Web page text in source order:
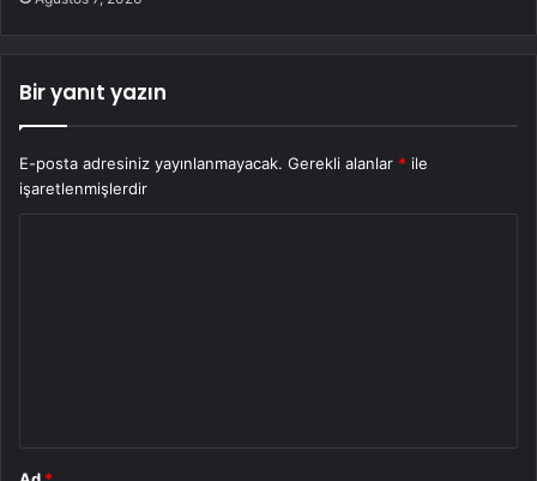
Bir yanıt yazın
E-posta adresiniz yayınlanmayacak. Gerekli alanlar * ile
işaretlenmişlerdir